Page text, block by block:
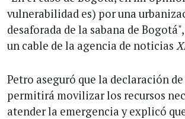
vulnerabilidad es) por una
desaforada de la sabana de
un cable de la agencia de noticias
Petro aseguró que la declaración
permitirá movilizar los recursos
atender la emergencia y explicó